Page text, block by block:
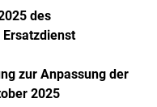
des
zur Anpassung der
2025